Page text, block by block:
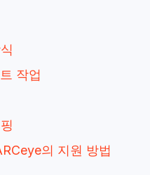
작업
의 지원 방법